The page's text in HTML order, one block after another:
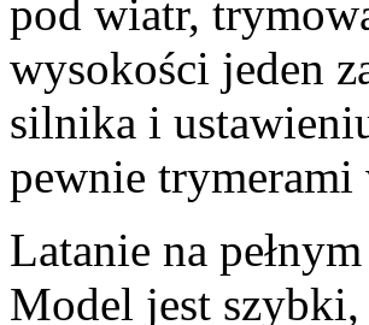
pod wiatr,
wysokości jeden
silnika i
pewnie
Latanie na
Model jest